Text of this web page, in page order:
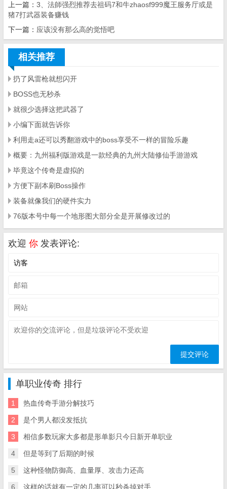
上一篇： 3、法師强烈推荐去祖码7和牛zhaosf999魔王服务厅或是
猪7打武器装备赚钱
下一篇： 应该没有那么高的觉悟吧
相关推荐
扔了风雷枪就想闪开
BOSS也无秒杀
就很少选择这把武器了
小编下面就告诉你
利用走a还可以秀翻游戏中的boss享受不一样的冒险乐趣
概要：九州福利版游戏是一款经典的九州大陆修仙手游游戏
毕竟这个传奇是虚拟的
方便下副本刷Boss操作
装备就像我们的硬件实力
76版本号中每一个地形图大部分全是开展修改过的
欢迎 你 发表评论:
单职业传奇 排行
1 热血传奇手游分解技巧
2 是个男人都没发抵抗
3 相信多数玩家大多都是形单影只今日新开单职业
4 但是等到了后期的时候
5 这种怪物防御高、血量厚、攻击力还高
6 这样的话就有一定的几率可以秒杀掉对手